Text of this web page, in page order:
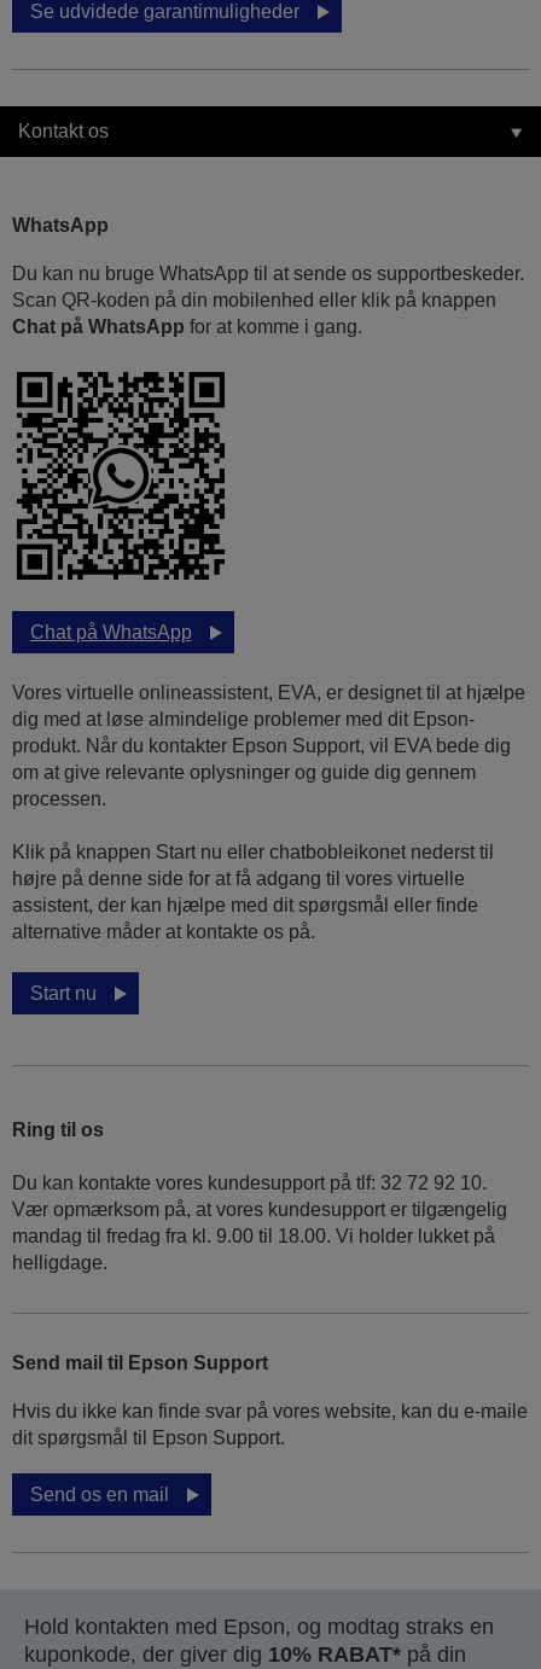
Se udvidede garantimuligheder
Kontakt os
WhatsApp
Du kan nu bruge WhatsApp til at sende os supportbeskeder.
Scan QR-koden på din mobilenhed eller klik på knappen
Chat på WhatsApp for at komme i gang.
Chat på WhatsApp
Vores virtuelle onlineassistent, EVA, er designet til at hjælpe
dig med at løse almindelige problemer med dit Epson-
produkt. Når du kontakter Epson Support, vil EVA bede dig
om at give relevante oplysninger og guide dig gennem
processen.
Klik på knappen Start nu eller chatbobleikonet nederst til
højre på denne side for at få adgang til vores virtuelle
assistent, der kan hjælpe med dit spørgsmål eller finde
alternative måder at kontakte os på.
Start nu
Ring til os
Du kan kontakte vores kundesupport på tlf: 32 72 92 10.
Vær opmærksom på, at vores kundesupport er tilgængelig
mandag til fredag ​​fra kl. 9.00 til 18.00. Vi holder lukket på
helligdage.
Send mail til Epson Support
Hvis du ikke kan finde svar på vores website, kan du e-maile
dit spørgsmål til Epson Support.
Send os en mail
Hold kontakten med Epson, og modtag straks en
kuponkode, der giver dig 10% RABAT* på din